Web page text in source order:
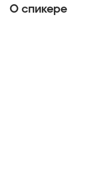
О спикере